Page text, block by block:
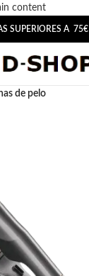
content
SUPERIORES A 75€
de pelo